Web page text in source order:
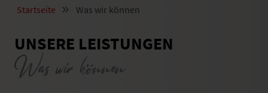
Wer wir sind
Startseite Was wir können
UNSERE LEISTUNGEN
Was wir können